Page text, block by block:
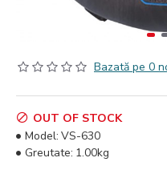
Bazată pe 0
OUT OF STOCK
Model: VS-630
Greutate: 1.00kg